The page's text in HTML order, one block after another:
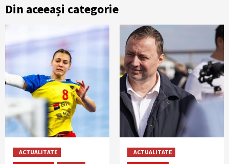
Din aceeași categorie
ACTUALITATE
ACTUALITATE